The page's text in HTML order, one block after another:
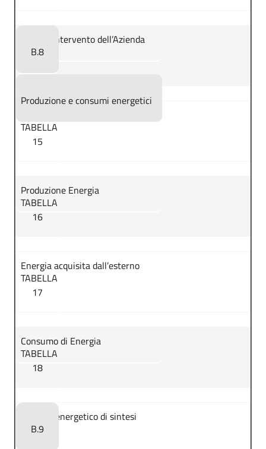
Piano d’intervento dell’Azienda
B.8
Produzione e consumi energetici
TABELLA
15
Produzione Energia
TABELLA
16
Energia acquisita dall’esterno
TABELLA
17
Consumo di Energia
TABELLA
18
Bilancio energetico di sintesi
B.9